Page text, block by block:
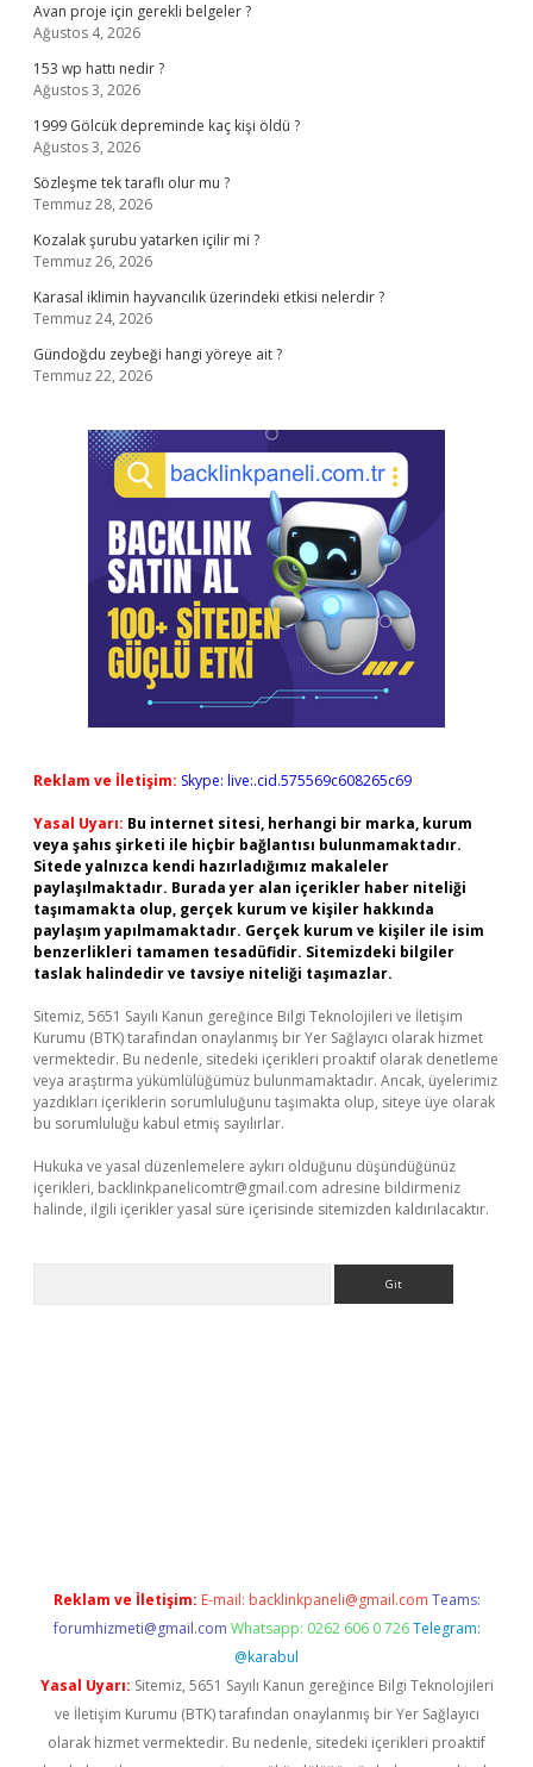
Avan proje için gerekli belgeler ?
Ağustos 4, 2026
153 wp hattı nedir ?
Ağustos 3, 2026
1999 Gölcük depreminde kaç kişi öldü ?
Ağustos 3, 2026
Sözleşme tek taraflı olur mu ?
Temmuz 28, 2026
Kozalak şurubu yatarken içilir mi ?
Temmuz 26, 2026
Karasal iklimin hayvancılık üzerindeki etkisi nelerdir ?
Temmuz 24, 2026
Gündoğdu zeybeği hangi yöreye ait ?
Temmuz 22, 2026
Reklam ve İletişim: Skype: live:.cid.575569c608265c69
Yasal Uyarı: Bu internet sitesi, herhangi bir marka, kurum
veya şahıs şirketi ile hiçbir bağlantısı bulunmamaktadır.
Sitede yalnızca kendi hazırladığımız makaleler
paylaşılmaktadır. Burada yer alan içerikler haber niteliği
taşımamakta olup, gerçek kurum ve kişiler hakkında
paylaşım yapılmamaktadır. Gerçek kurum ve kişiler ile isim
benzerlikleri tamamen tesadüfidir. Sitemizdeki bilgiler
taslak halindedir ve tavsiye niteliği taşımazlar.
Sitemiz, 5651 Sayılı Kanun gereğince Bilgi Teknolojileri ve İletişim
Kurumu (BTK) tarafından onaylanmış bir Yer Sağlayıcı olarak hizmet
vermektedir. Bu nedenle, sitedeki içerikleri proaktif olarak denetleme
veya araştırma yükümlülüğümüz bulunmamaktadır. Ancak, üyelerimiz
yazdıkları içeriklerin sorumluluğunu taşımakta olup, siteye üye olarak
bu sorumluluğu kabul etmiş sayılırlar.
Hukuka ve yasal düzenlemelere aykırı olduğunu düşündüğünüz
içerikleri, backlinkpanelicomtr@gmail.com adresine bildirmeniz
halinde, ilgili içerikler yasal süre içerisinde sitemizden kaldırılacaktır.
Reklam ve İletişim: E-mail: backlinkpaneli@gmail.com Teams:
forumhizmeti@gmail.com Whatsapp: 0262 606 0 726 Telegram:
@karabul
Yasal Uyarı: Sitemiz, 5651 Sayılı Kanun gereğince Bilgi Teknolojileri
ve İletişim Kurumu (BTK) tarafından onaylanmış bir Yer Sağlayıcı
olarak hizmet vermektedir. Bu nedenle, sitedeki içerikleri proaktif